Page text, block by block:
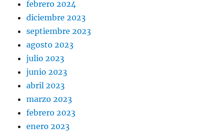
febrero 2024
diciembre 2023
septiembre 2023
agosto 2023
julio 2023
junio 2023
abril 2023
marzo 2023
febrero 2023
enero 2023